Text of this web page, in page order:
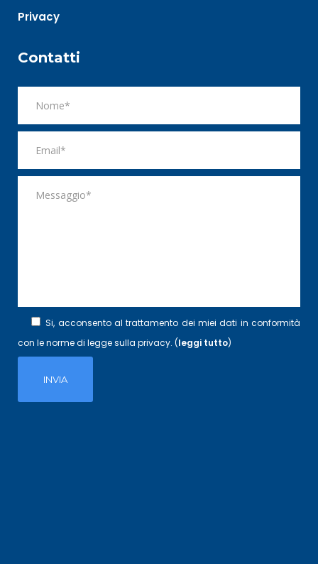
Privacy
Contatti
Si, acconsento al trattamento dei miei dati in conformità
con le norme di legge sulla privacy. (leggi tutto)